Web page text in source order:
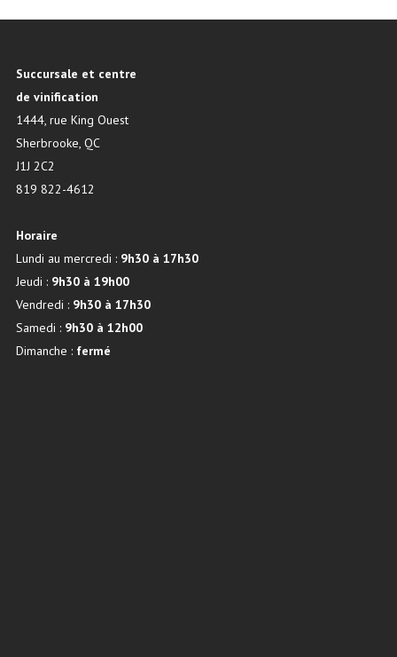
Succursale et centre
de vinification
1444, rue King Ouest
Sherbrooke, QC
J1J 2C2
819 822-4612
Horaire
Lundi au mercredi : 9h30 à 17h30
Jeudi : 9h30 à 19h00
Vendredi : 9h30 à 17h30
Samedi : 9h30 à 12h00
Dimanche : fermé